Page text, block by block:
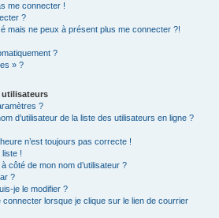
me connecter !
?
mais ne peux à présent plus me connecter ?!
?
» ?
utilisateurs
?
d’utilisateur de la liste des utilisateurs en ligne ?
n’est toujours pas correcte !
liste !
côté de mon nom d’utilisateur ?
?
je le modifier ?
connecter lorsque je clique sur le lien de courrier